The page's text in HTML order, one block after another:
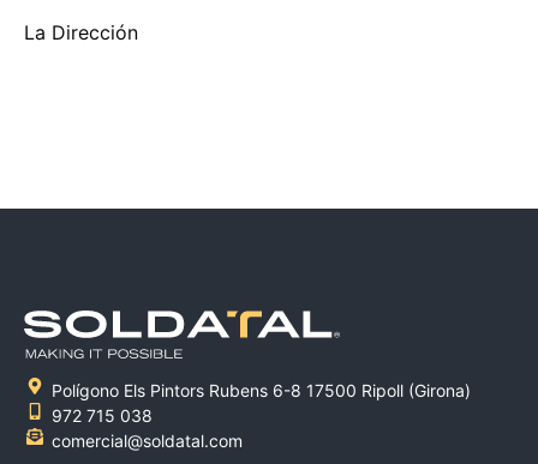
La Dirección
Polígono Els Pintors Rubens 6-8 17500 Ripoll (Girona)
972 715 038
comercial@soldatal.com